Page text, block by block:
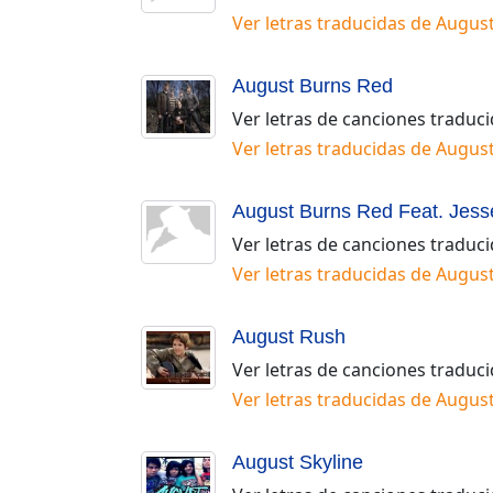
Ver letras traducidas de
August Burns Red
Ver letras de canciones
Ver letras traducidas de
August Burns Red Feat.
Ver letras de canciones
Ver letras traducidas de
August Rush
Ver letras de canciones
Ver letras traducidas de
August Skyline